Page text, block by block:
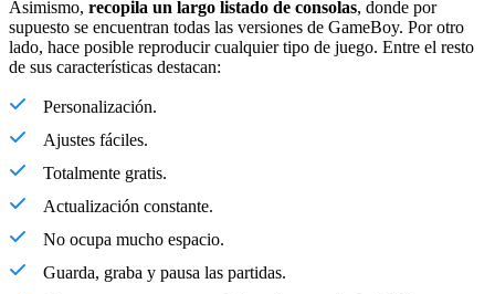
Asimismo, recopila un largo listado de consolas, donde por
supuesto se encuentran todas las versiones de GameBoy. Por otro
lado, hace posible reproducir cualquier tipo de juego. Entre el resto
de sus características destacan:
Personalización.
Ajustes fáciles.
Totalmente gratis.
Actualización constante.
No ocupa mucho espacio.
Guarda, graba y pausa las partidas.